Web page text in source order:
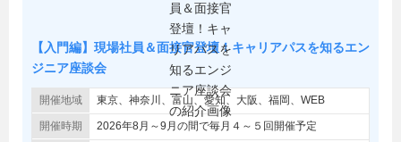
【入門編】現場社員＆面接官登壇！キャリアパスを知るエン
ジニア座談会
開催地域 東京、神奈川、富山、愛知、大阪、福岡、WEB
開催時期 2026年8月～9月の間で毎月４～５回開催予定